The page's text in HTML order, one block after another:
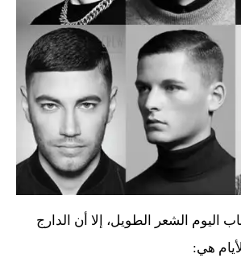
اليوم الشعر الطويل، إلا أن الدارج
هي: